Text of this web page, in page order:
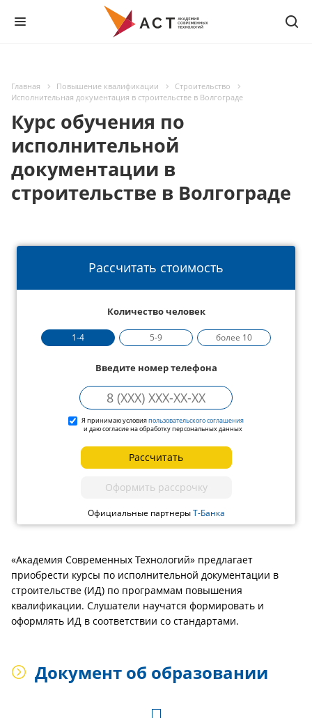
Главная Повышение квалификации
Строительство
Исполнительная документация в строительстве в Волгограде
Курс обучения по
исполнительной
документации в
строительстве в Волгограде
Рассчитать стоимость
Количество человек
1-4 5-9 более 10
Введите номер телефона
Я принимаю условияпользовательского соглашения
и даю согласие на обработку персональных данных
Рассчитать
Оформить рассрочку
Официальные партнерыТ-Банка
«Академия Современных Технологий» предлагает
приобрести курсы по исполнительной документации в
строительстве (ИД) по программам повышения
квалификации. Слушатели научатся формировать и
оформлять ИД в соответствии со стандартами.
Документ об образовании